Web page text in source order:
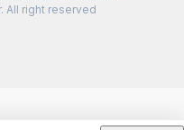
All right reserved